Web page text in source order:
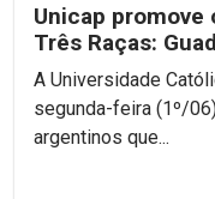
Unicap promove
Três Raças:
A Universidade
segunda-feira (1º/
argentinos que...